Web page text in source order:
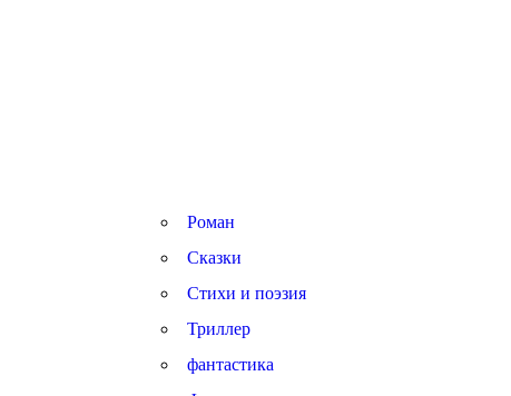
Роман
Сказки
Стихи и поэзия
Триллер
фантастика